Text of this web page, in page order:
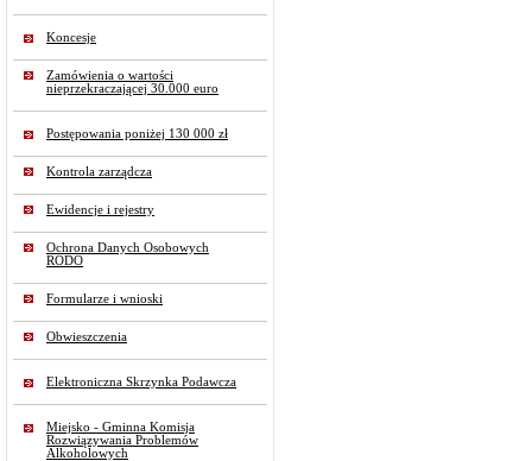
Koncesje
Zamówienia o wartości
nieprzekraczającej 30.000 euro
Postępowania poniżej 130 000 zł
Kontrola zarządcza
Ewidencje i rejestry
Ochrona Danych Osobowych
RODO
Formularze i wnioski
Obwieszczenia
Elektroniczna Skrzynka Podawcza
Miejsko - Gminna Komisja
Rozwiązywania Problemów
Alkoholowych